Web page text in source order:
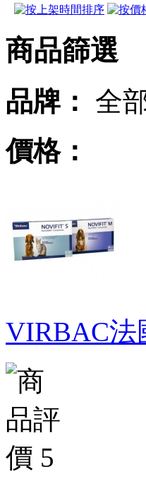
商品篩選
品牌：
全
價格：
VIRBAC法